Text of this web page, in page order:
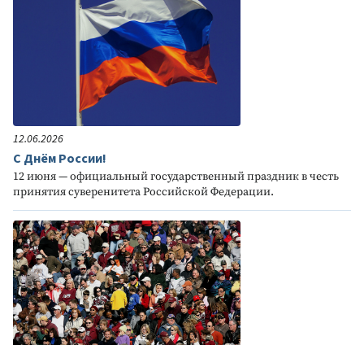
12.06.2026
С Днём России!
12 июня — официальный государственный праздник в честь
принятия суверенитета Российской Федерации.